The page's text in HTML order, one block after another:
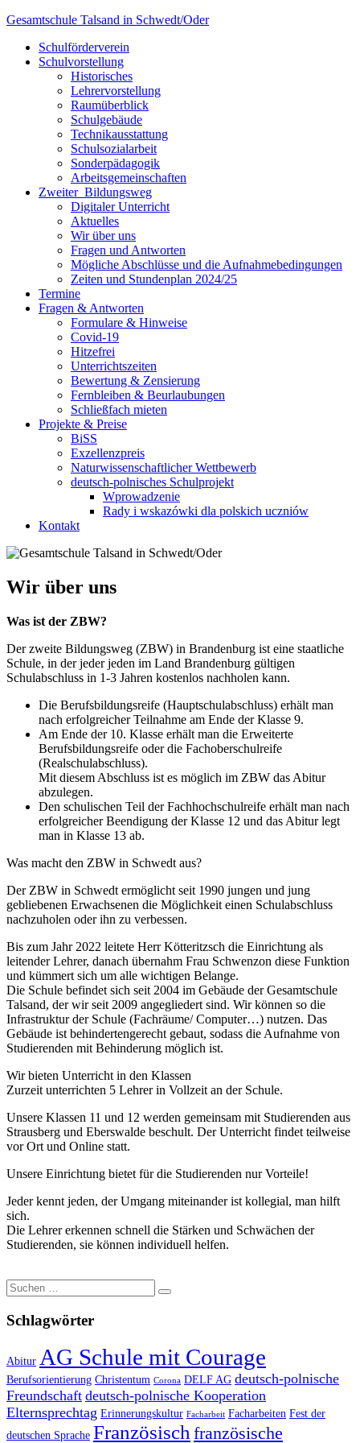
Skip
content
Gesamtschule Talsand in Schwedt/Oder
Schulförderverein
Schulvorstellung
Historisches
Lehrervorstellung
Raumüberblick
Schulgebäude
Technikausstattung
Schulsozialarbeit
Sonderpädagogik
Arbeitsgemeinschaften
Zweiter Bildungsweg
Digitaler Unterricht
Aktuelles
Wir über uns
Fragen und Antworten
Mögliche Abschlüsse und die Aufnahmebedingungen
Zeiten und Stundenplan 2024/25
Termine
Fragen & Antworten
Formulare & Hinweise
Covid-19
Hitzefrei
Unterrichtszeiten
Bewertung & Zensierung
Fernbleiben & Beurlaubungen
Schließfach mieten
Projekte & Preise
BiSS
Exzellenzpreis
Naturwissenschaftlicher Wettbewerb
deutsch-polnisches Schulprojekt
Wprowadzenie
Rady i wskazówki dla polskich uczniów
Kontakt
Wir über uns
Was ist der ZBW?
Der zweite Bildungsweg (ZBW) in Brandenburg ist eine staatliche
Schule, in der jeder jeden im Land Brandenburg gültigen
Schulabschluss in 1-3 Jahren kostenlos nachholen kann.
Die Berufsbildungsreife (Hauptschulabschluss) erhält man
nach erfolgreicher Teilnahme am Ende der Klasse 9.
Am Ende der 10. Klasse erhält man die Erweiterte
Berufsbildungsreife oder die Fachoberschulreife
(Realschulabschluss).
Mit diesem Abschluss ist es möglich im ZBW das Abitur
abzulegen.
Den schulischen Teil der Fachhochschulreife erhält man nach
erfolgreicher Beendigung der Klasse 12 und das Abitur legt
man in Klasse 13 ab.
Was macht den ZBW in Schwedt aus?
Der ZBW in Schwedt ermöglicht seit 1990 jungen und jung
gebliebenen Erwachsenen die Möglichkeit einen Schulabschluss
nachzuholen oder ihn zu verbessen.
Bis zum Jahr 2022 leitete Herr Kötteritzsch die Einrichtung als
leitender Lehrer, danach übernahm Frau Schwenzon diese Funktion
und kümmert sich um alle wichtigen Belange.
Die Schule befindet sich seit 2004 im Gebäude der Gesamtschule
Talsand, der wir seit 2009 angegliedert sind. Wir können so die
Infrastruktur der Schule (Fachräume/ Computer…) nutzen. Das
Gebäude ist behindertengerecht gebaut, sodass die Aufnahme von
Studierenden mit Behinderung möglich ist.
Wir bieten Unterricht in den Klassen
Zurzeit unterrichten 5 Lehrer in Vollzeit an der Schule.
Unsere Klassen 11 und 12 werden gemeinsam mit Studierenden aus
Strausberg und Eberswalde beschult. Der Unterricht findet teilweise
vor Ort und Online statt.
Unsere Einrichtung bietet für die Studierenden nur Vorteile!
Jeder kennt jeden, der Umgang miteinander ist kollegial, man hilft
sich.
Die Lehrer erkennen schnell die Stärken und Schwächen der
Studierenden, sie können individuell helfen.
Suche
nach:
Schlagwörter
Abitur AG Schule mit Courage
Berufsorientierung Christentum Corona DELF AG deutsch-polnische
Freundschaft deutsch-polnische Kooperation
Elternsprechtag Erinnerungskultur Facharbeit Facharbeiten Fest der
deutschen Sprache Französisch französische